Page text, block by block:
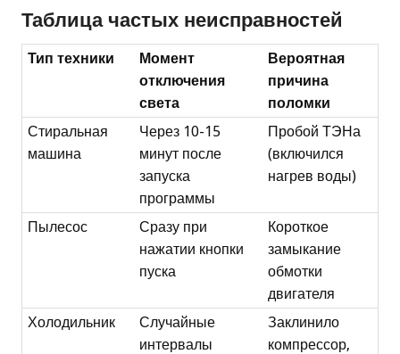
Таблица частых неисправностей
Тип техники
Момент
отключения
света
Вероятная
причина
поломки
Стиральная
машина
Через 10-15
минут после
запуска
программы
Пробой ТЭНа
(включился
нагрев воды)
Пылесос
Сразу при
нажатии кнопки
пуска
Короткое
замыкание
обмотки
двигателя
Холодильник
Случайные
интервалы
Заклинило
компрессор,